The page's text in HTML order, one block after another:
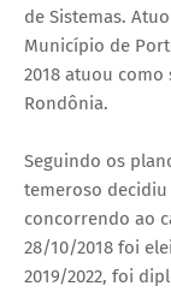
de Sistemas.
Município de
2018 atuou como
Rondônia.
Seguindo os
temeroso
concorrendo ao
28/10/2018 foi
2019/2022, foi